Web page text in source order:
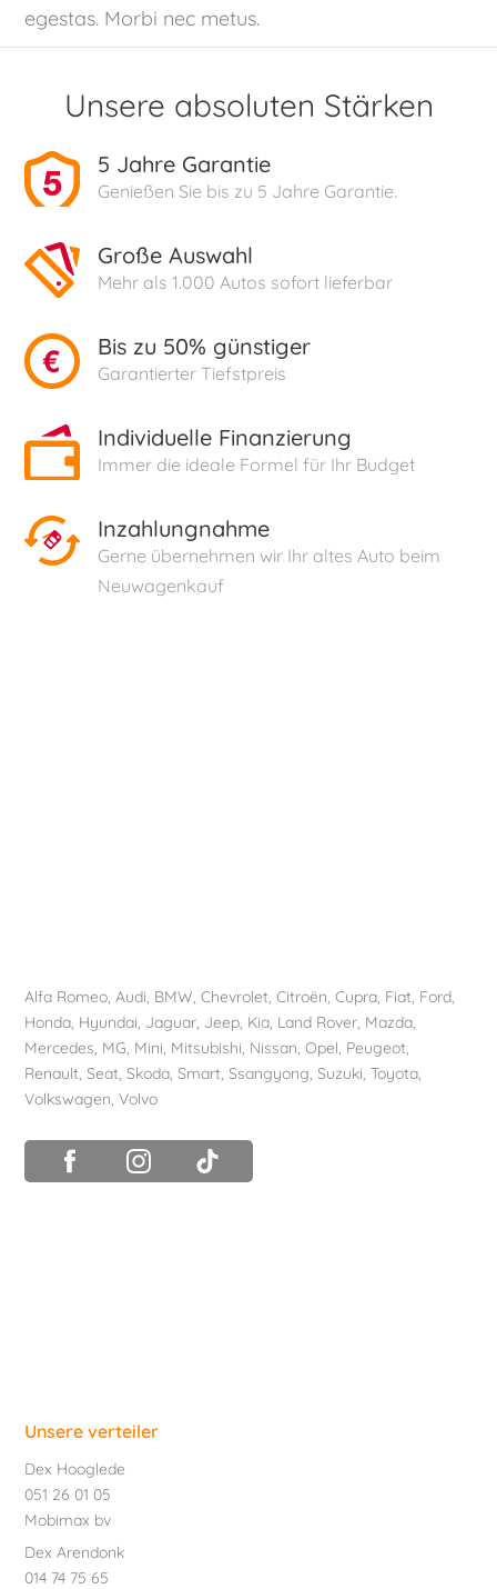
egestas. Morbi nec metus.
Unsere absoluten Stärken
5 Jahre Garantie
Genießen Sie bis zu 5 Jahre Garantie.
Große Auswahl
Mehr als 1.000 Autos sofort lieferbar
Bis zu 50% günstiger
Garantierter Tiefstpreis
Individuelle Finanzierung
Immer die ideale Formel für Ihr Budget
Inzahlungnahme
Gerne übernehmen wir Ihr altes Auto beim
Neuwagenkauf
Alfa Romeo,Audi, BMW,Chevrolet,Citroën, Cupra, Fiat, Ford,
Honda, Hyundai, Jaguar, Jeep, Kia, Land Rover, Mazda,
Mercedes, MG, Mini, Mitsubishi, Nissan,Opel, Peugeot,
Renault,Seat,Skoda,Smart,Ssangyong,Suzuki,Toyota,
Volkswagen,Volvo
Unsere verteiler
Dex Hooglede
051 26 01 05
Mobimax bv
Dex Arendonk
014 74 75 65